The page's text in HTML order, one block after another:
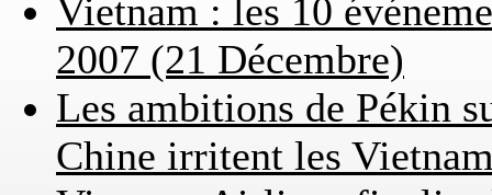
Vietnam : les 10
2007 (21 Décembre)
Les ambitions de Pékin
Chine irritent les